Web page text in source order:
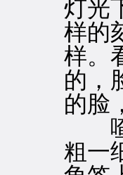
灯光
样的
样。
的，
的脸
喳
粗一